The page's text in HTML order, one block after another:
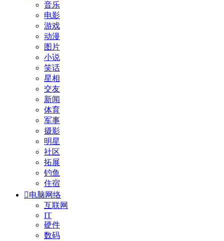
音乐
电影
游戏
动漫
图片
小说
笑话
星相
交友
新闻
体育
军事
摄影
明星
社区
拓展
钓鱼
住宿
电脑网络
互联网
IT
硬件
数码